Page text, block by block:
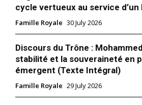
cycle vertueux au service
Famille Royale 30 July 2026
Discours du Trône :
stabilité et la souveraineté en
émergent (Texte Intégral)
Famille Royale 29 July 2026